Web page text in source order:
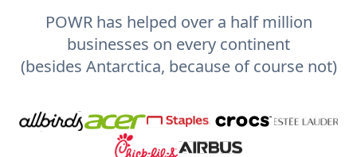
POWR has helped over a half million
businesses on every continent
(besides Antarctica, because of course not)